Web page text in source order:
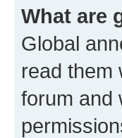
What are
Global
read them
forum and